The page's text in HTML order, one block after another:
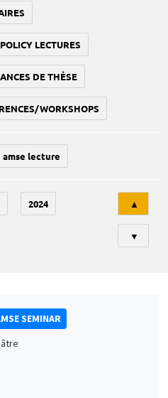
POLICY LECTURES
DE THÈSE
WORKSHOPS
amse lecture
2024 ▲
▼
SEMINAR